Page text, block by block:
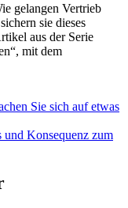
gelangen Vertrieb
sie dieses
aus der Serie
mit dem
Sie sich auf etwas
Konsequenz zum